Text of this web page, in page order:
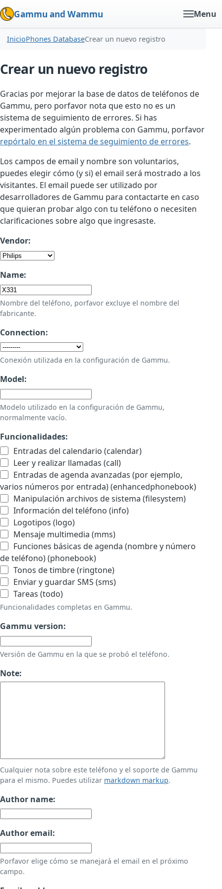
Gammu and Wammu Menu
InicioPhones DatabaseCrear un nuevo registro
Crear un nuevo registro
Gracias por mejorar la base de datos de teléfonos de
Gammu, pero porfavor nota que esto no es un
sistema de seguimiento de errores. Si has
experimentado algún problema con Gammu, porfavor
repórtalo en el sistema de seguimiento de errores.
Los campos de email y nombre son voluntarios,
puedes elegir cómo (y si) el email será mostrado a los
visitantes. El email puede ser utilizado por
desarrolladores de Gammu para contactarte en caso
que quieran probar algo con tu teléfono o necesiten
clarificaciones sobre algo que ingresaste.
Vendor:
Name:
Nombre del teléfono, porfavor excluye el nombre del
fabricante.
Connection:
Conexión utilizada en la configuración de Gammu.
Model:
Modelo utilizado en la configuración de Gammu,
normalmente vacío.
Funcionalidades:
Entradas del calendario (calendar)
Leer y realizar llamadas (call)
Entradas de agenda avanzadas (por ejemplo,
varios números por entrada) (enhancedphonebook)
Manipulación archivos de sistema (filesystem)
Información del teléfono (info)
Logotipos (logo)
Mensaje multimedia (mms)
Funciones básicas de agenda (nombre y número
de teléfono) (phonebook)
Tonos de timbre (ringtone)
Enviar y guardar SMS (sms)
Tareas (todo)
Funcionalidades completas en Gammu.
Gammu version:
Versión de Gammu en la que se probó el teléfono.
Note:
Cualquier nota sobre este teléfono y el soporte de Gammu
para el mismo. Puedes utilizar markdown markup.
Author name:
Author email:
Porfavor elige cómo se manejará el email en el próximo
campo.